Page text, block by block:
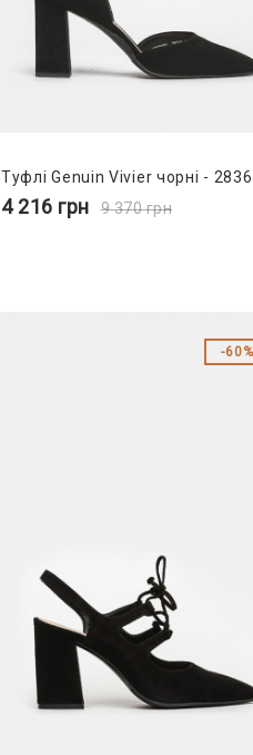
Туфлі Genuin Vivier чорні -
4 216 грн 9 370грн
60%